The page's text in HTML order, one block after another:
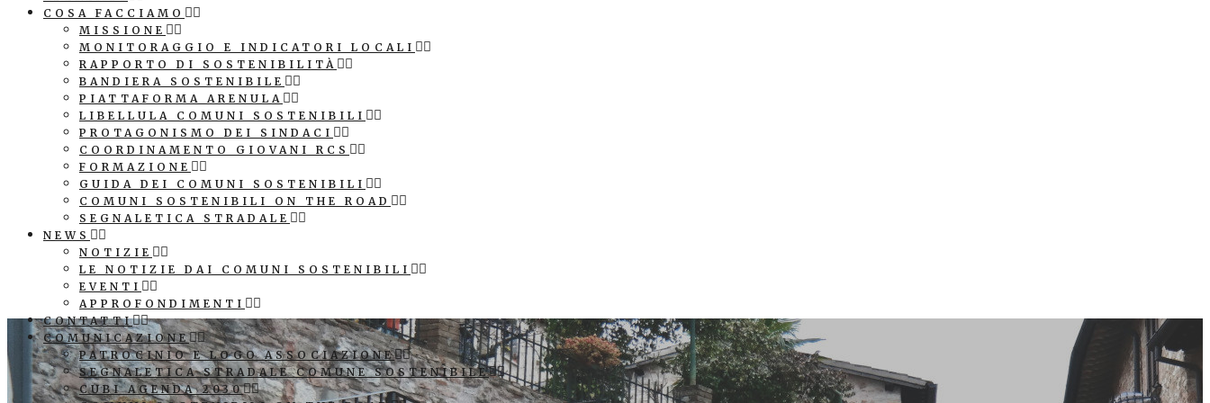
COSA FACCIAMO
MISSIONE
MONITORAGGIO E INDICATORI LOCALI
RAPPORTO DI SOSTENIBILITÀ
BANDIERA SOSTENIBILE
PIATTAFORMA ARENULA
LIBELLULA COMUNI SOSTENIBILI
PROTAGONISMO DEI SINDACI
COORDINAMENTO GIOVANI RCS
FORMAZIONE
GUIDA DEI COMUNI SOSTENIBILI
COMUNI SOSTENIBILI ON THE ROAD
SEGNALETICA STRADALE
NEWS
NOTIZIE
LE NOTIZIE DAI COMUNI SOSTENIBILI
EVENTI
APPROFONDIMENTI
CONTATTI
COMUNICAZIONE
PATROCINIO E LOGO ASSOCIAZIONE
SEGNALETICA STRADALE COMUNE SOSTENIBILE
CUBI AGENDA 2030